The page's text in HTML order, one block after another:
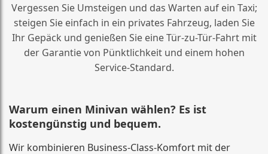
Vergessen Sie Umsteigen und das Warten auf ein Taxi;
steigen Sie einfach in ein privates Fahrzeug, laden Sie
Ihr Gepäck und genießen Sie eine Tür-zu-Tür-Fahrt mit
der Garantie von Pünktlichkeit und einem hohen
Service-Standard.
Warum einen Minivan wählen? Es ist
kostengünstig und bequem.
Wir kombinieren Business-Class-Komfort mit der